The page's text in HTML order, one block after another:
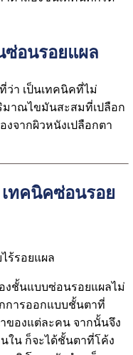
ซ่อนรอยแผล
เป็นเทคนิคที่ไม่
มาณไขมันสะสมที่เปลือก
งจากผิวหนังเปลือกตา
ทคนิคซ่อนรอย
นแบบซ่อนรอยแผลไม่
กการออกแบบชั้นตาที่
ของแต่ละคน จากนั้นจึง
ใน ก็จะได้ชั้นตาที่โค้ง